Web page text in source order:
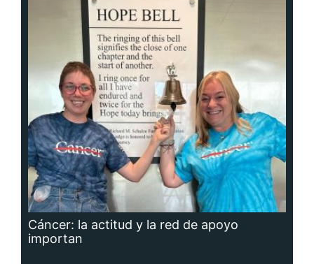
Cáncer: la actitud y la red de apoyo
importan